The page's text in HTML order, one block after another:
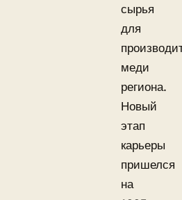
сырья
для
меди
региона.
Новый
этап
карьеры
пришелся
на